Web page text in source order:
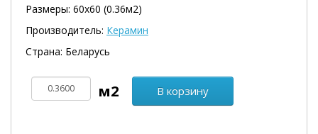
Размеры: 60х60 (0.36м2)
Производитель: Керамин
Страна: Беларусь
В корзину